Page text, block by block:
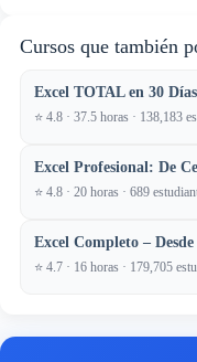
Cursos que también
Excel TOTAL en 30
⭐ 4.8 · 37.5 horas · 138,183
Excel Profesional: De
⭐ 4.8 · 20 horas · 689
Excel Completo –
⭐ 4.7 · 16 horas · 179,705